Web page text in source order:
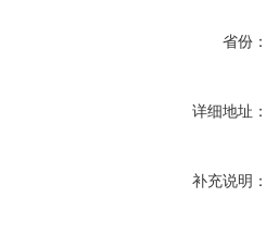
省份：
详细地址：
补充说明：